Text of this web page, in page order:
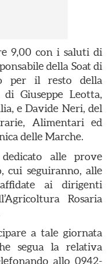
9,00 con i saluti di
della Soat di
per il resto della
Giuseppe Leotta,
e Davide Neri, del
Alimentari ed
delle Marche.
alle prove
cui seguiranno, alle
ai dirigenti
Rosaria
a tale giornata
segua la relativa
allo 0942-